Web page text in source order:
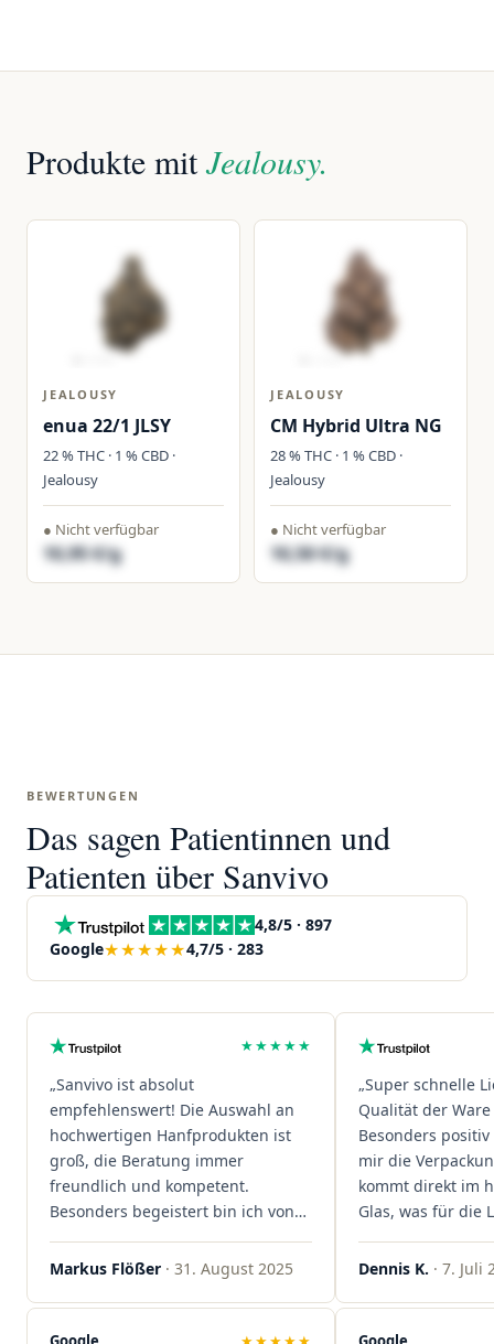
Produkte mitJealousy.
JEALOUSY
enua 22/1 JLSY
22 % THC · 1 % CBD ·
Jealousy
● Nicht verfügbar
10,95 €/g
JEALOUSY
CM Hybrid Ultra NG
28 % THC · 1 % CBD ·
Jealousy
● Nicht verfügbar
10,50 €/g
BEWERTUNGEN
Das sagen Patientinnen und
Patienten über Sanvivo
4,8/5 · 897
Google★★★★★4,7/5 · 283
★★★★★
„Sanvivo ist absolut
empfehlenswert! Die Auswahl an
hochwertigen Hanfprodukten ist
groß, die Beratung immer
freundlich und kompetent.
Besonders begeistert bin ich von
der schnellen Rezeptannahme –
alles läuft unkompliziert und
sind extrem zügig, was mir jedes
Mal viel Zeit spart. Man merkt,
Markus Flößer · 31. August 2025
„Super schnelle
Qualität der
Besonders
mir die
kommt direkt im
Glas, was für die
ist. Ich bestelle
wieder!"
Dennis K. · 7. Juli